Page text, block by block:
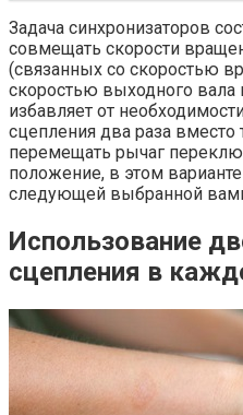
Задача синхронизаторов
совмещать скорости
(связанных со скоростью
скоростью выходного вала
избавляет от
сцепления два раза вместо
перемещать рычаг
положение, в этом
следующей выбранной
Использование
сцепления в